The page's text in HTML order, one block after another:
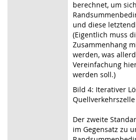
berechnet, um
und diese
(Eigentlich muss
Zusammenhang
werden, was
Vereinfachung
werden soll.)
Bild 4: Iterativer
Der zweite
im Gegensatz zu